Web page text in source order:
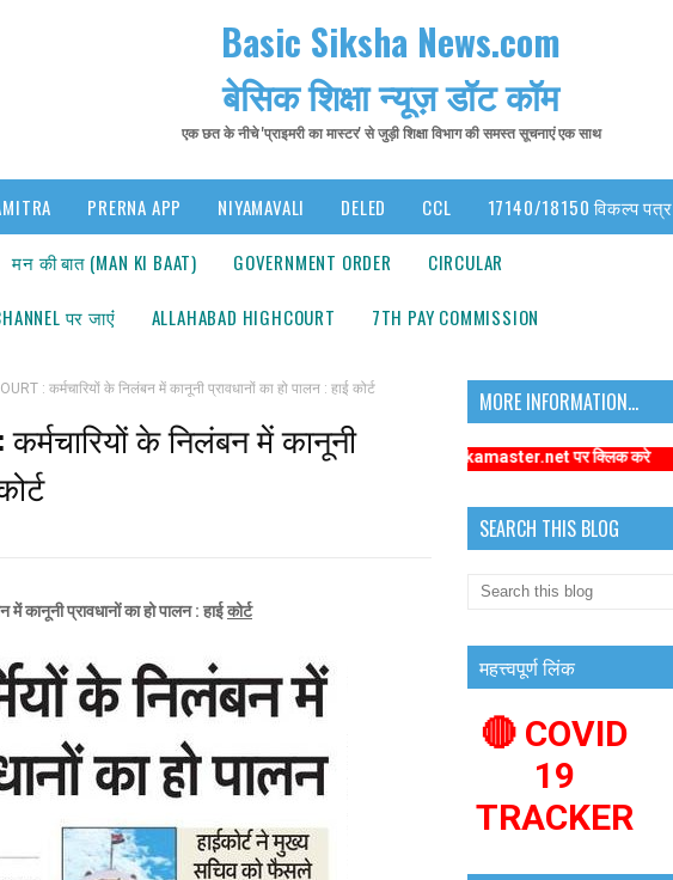
Basic Siksha News.com
बेसिक शिक्षा न्यूज़ डॉट कॉम
एक छत के नीचे 'प्राइमरी का मास्टर' से जुड़ी शिक्षा विभाग की समस्त सूचनाएं एक साथ
PRERNA APP NIYAMAVALI DELED CCL 17140/18150 विकल्प पत्र
मन की बात (MAN KI BAAT) GOVERNMENT ORDER CIRCULAR
पर जाएंं ALLAHABAD HIGHCOURT 7TH PAY COMMISSION
: कर्मचारियों के निलंबन में कानूनी प्रावधानों का हो पालन : हाई कोर्ट
कर्मचारियों के निलंबन में कानूनी
प्रावधानों का हो पालन : हाईकोर्ट
MORE INFORMATION...
संबंधित समाचारों के लिए कृपया https://www.primarykamaster.net पर क्लिक करे
SEARCH THIS BLOG
महत्त्वपूर्ण लिंक
🔴 COVID
19
TRACKER